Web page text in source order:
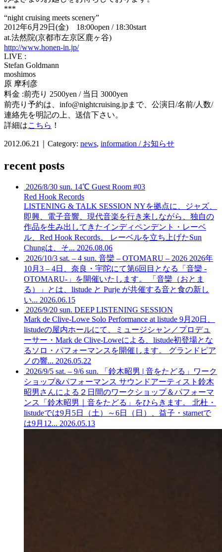
***
“night cruising meets scenery”
2012年6月29日(金) 18:00open / 18:30start
at.法然院(京都市左京区鹿ヶ谷)
http://www.honen-in.jp/
LIVE :
Stefan Goldmann
moshimos
原 摩利彦
料金 :前売り 2500yen / 当日 3000yen
前売り予約は、info@nightcruising.jpまで、公演日/名前/人数/
連絡先を明記の上、送信下さい。
詳細はこちら ！
2012.06.21｜Category: news, information / お知らせ
recent posts
2026/8/30 sun. 14℃ Guest Room #03
Red Hook Records
LISTENING & TALK SESSION NYを拠点に、ジャズ、
即興、電子音響、現代音楽を行き来しながら、独自の
作品を生み出してきたインディペンデント・レーベ
ル、Red Hook Records。 レーベルを立ち上げたSun
Chungは、そ... 2026.08.06
2026/10/3 sat. – 4 sun. 音欒 – OTOMARU – 2026 2026年
10月3 – 4日、奈良・宇陀にて第6回目となる「音欒 -
OTOMARU-」を開催いたします。 「音欒（おとま
る）」とは、listude と Purje が共催する音と食の新し
い... 2026.06.15
2026/9/20 sun. DEEP LISTENING SESSION
Mark de Clive-Lowe Solo Performance at listude 9月20日、
listudeの屋内ホールにて、ミュージシャン／プロデュ
ーサー・Mark de Clive-Loweによる、listude初登場とな
るソロ・パフォーマンスを開催します。 グランドピア
ノの響... 2026.05.22
2026/9/5 sat. – 9/6 sun. 「鈴木昭男 | 音をたどる」ワーク
ショップ&パフォーマンス サウンドアーティスト鈴木
昭男さんによる２日間のワークショップ＆パフォーマ
ンス「鈴木昭男｜音をたどる」をひらきます。 北杜・
listudeでは9月5日（土）～6日（日）、益子・starnetで
は9月12... 2026.05.13